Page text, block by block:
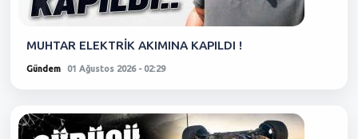
MUHTAR ELEKTRİK AKIMINA KAPILDI !
Gündem 01 Ağustos 2026 - 02:29